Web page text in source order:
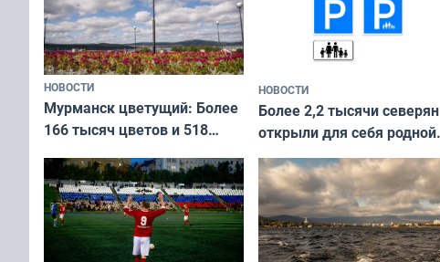
НОВОСТИ
Мурманск цветущий: Более
166 тысяч цветов и 518
НОВОСТИ
Более 2,2 тысячи северян
открыли для себя родной
край в рамках проекта
«Туризм для своих»